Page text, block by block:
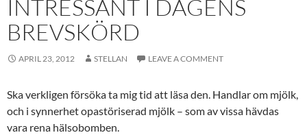
INTRESSANT I DAGENS
BREVSKÖRD
APRIL 23, 2012 STELLAN LEAVE A COMMENT
Ska verkligen försöka ta mig tid att läsa den. Handlar om mjölk,
och i synnerhet opastöriserad mjölk – som av vissa hävdas
vara rena hälsobomben.